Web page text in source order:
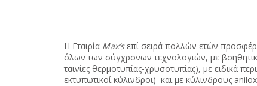
Η Εταιρία Max’sεπί σειρά πολλών ετών
όλων των σύγχρονων τεχνολογιών, με
ταινίες θερμοτυπίας-χρυσοτυπίας), με ειδικά
εκτυπωτικοί κύλινδροι) και με κύλινδρους